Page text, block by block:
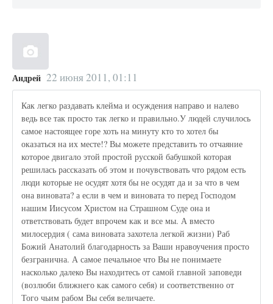
Андрей 22 июня 2011, 01:11
Как легко раздавать клейма и осуждения направо и налево
ведь все так просто так легко и правильно.У людей случилось
самое настоящее горе хоть на минуту кто то хотел бы
оказаться на их месте!? Вы можете представить то отчаяние
которое двигало этой простой русской бабушкой которая
решилась рассказать об этом и почувствовать что рядом есть
люди которые не осудят хотя бы не осудят да и за что в чем
она виновата? а если в чем и виновата то перед Господом
нашим Иисусом Христом на Страшном Суде она и
ответствовать будет впрочем как и все мы. А вместо
милосердия ( сама виновата захотела легкой жизни) Раб
Божий Анатолий благодарность за Ваши нравоучения просто
безгранична. А самое печальное что Вы не понимаете
насколько далеко Вы находитесь от самой главной заповеди
(возлюби ближнего как самого себя) и соответственно от
Того чьим рабом Вы себя величаете.